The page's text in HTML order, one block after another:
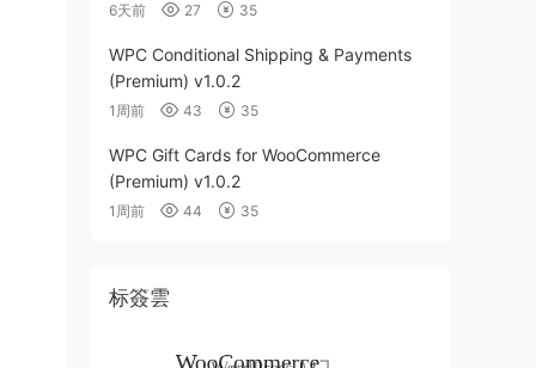
6天前 27 35
WPC Conditional Shipping & Payments
(Premium) v1.0.2
1周前 43 35
WPC Gift Cards for WooCommerce
(Premium) v1.0.2
1周前 44 35
标簽雲